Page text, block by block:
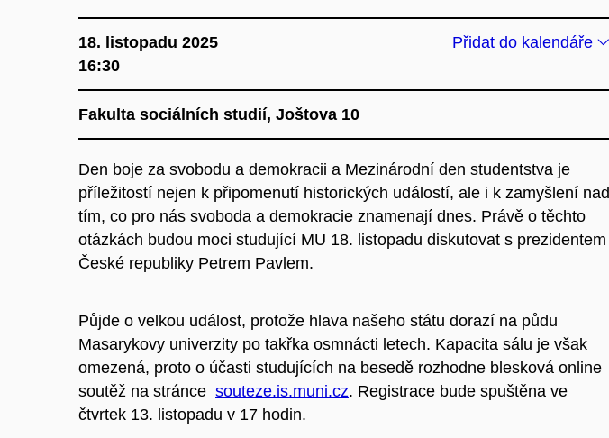
18. listopadu 2025
16:30
Přidat do kalendáře
Fakulta sociálních studií, Joštova 10
Den boje za svobodu a demokracii a Mezinárodní den studentstva je
příležitostí nejen k připomenutí historických událostí, ale i k zamyšlení nad
tím, co pro nás svoboda a demokracie znamenají dnes. Právě o těchto
otázkách budou moci studující MU 18. listopadu diskutovat s prezidentem
České republiky Petrem Pavlem.
Půjde o velkou událost, protože hlava našeho státu dorazí na půdu
Masarykovy univerzity po takřka osmnácti letech. Kapacita sálu je však
omezená, proto o účasti studujících na besedě rozhodne blesková online
soutěž na stránce souteze.is.muni.cz. Registrace bude spuštěna ve
čtvrtek 13. listopadu v 17 hodin.